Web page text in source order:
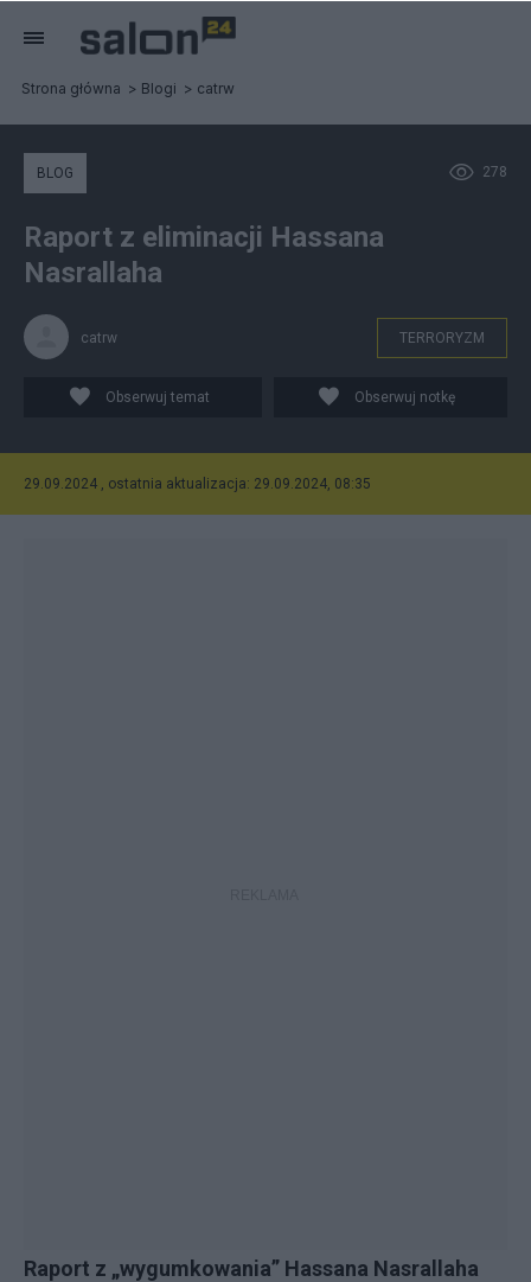
Strona główna Blogi catrw
278
BLOG
Raport z eliminacji Hassana
Nasrallaha
catrw TERRORYZM
Obserwuj temat Obserwuj notkę
29.09.2024 , ostatnia aktualizacja: 29.09.2024, 08:35
Raport z „wygumkowania” Hassana Nasrallaha